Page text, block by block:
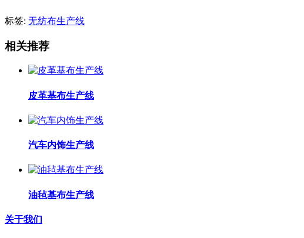
标签: 无纺布生产线
相关推荐
皮革基布生产线
汽车内饰生产线
油毡基布生产线
关于我们